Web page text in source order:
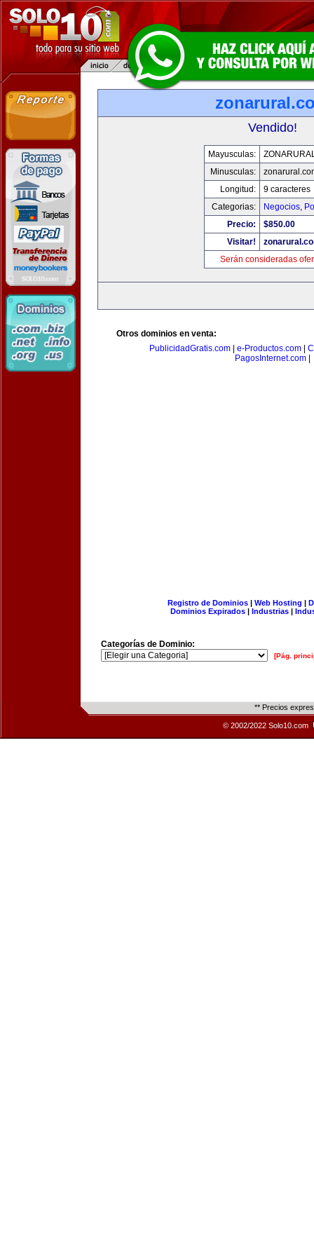
Vendido!
Mayusculas:
Minusculas:
Longitud:
9 caracteres
Categorias:
Negocios,
Precio:
$850.00
Visitar!
Serán consideradas
Otros dominios en venta:
PublicidadGratis.com
e-Productos.com
PagosInternet.com
Registro de Dominios| Web Hosting |
Dominios Expirados | Industrias |
Categorías de Dominio:
[Pág.
** Precios
© 2002/2022 Solo10.com